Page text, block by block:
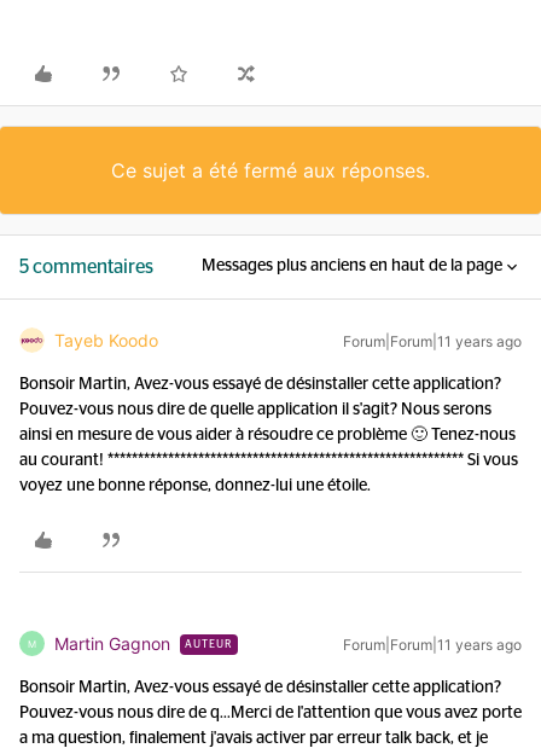
Ce sujet a été fermé aux réponses.
5 commentaires Messages plus anciens en haut de la page
Tayeb Koodo Forum|Forum|11 years ago
Bonsoir Martin, Avez-vous essayé de désinstaller cette application?
Pouvez-vous nous dire de quelle application il s'agit? Nous serons
ainsi en mesure de vous aider à résoudre ce problème 🙂 Tenez-nous
au courant! *********************************************************** Si vous
voyez une bonne réponse, donnez-lui une étoile.
M Martin Gagnon AUTEUR Forum|Forum|11 years ago
Bonsoir Martin, Avez-vous essayé de désinstaller cette application?
Pouvez-vous nous dire de q...Merci de l'attention que vous avez porte
a ma question, finalement j'avais activer par erreur talk back, et je